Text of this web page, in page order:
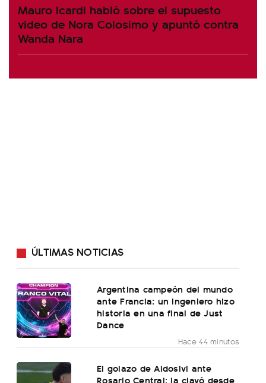
Mauro Icardi habló sobre el supuesto
video de Nora Colosimo y apuntó contra
Wanda Nara
ÚLTIMAS NOTICIAS
Argentina campeón del mundo
ante Francia: un ingeniero hizo
historia en una final de Just
Dance
Hace 44 minutos
El golazo de Aldosivi ante
Rosario Central: la clavó desde